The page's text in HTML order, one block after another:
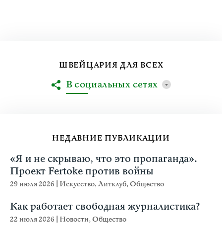
НЕДАВНИЕ ПУБЛИКАЦИИ
«Я и не скрываю, что это пропаганда».
Проект Fertoke против войны
29 июля 2026 Искусство,Литклуб,Общество
Как работает свободная журналистика?
22 июля 2026 Новости,Общество
ШВЕЙЦАРИЯ ДЛЯ ВСЕХ
В социальных сетях